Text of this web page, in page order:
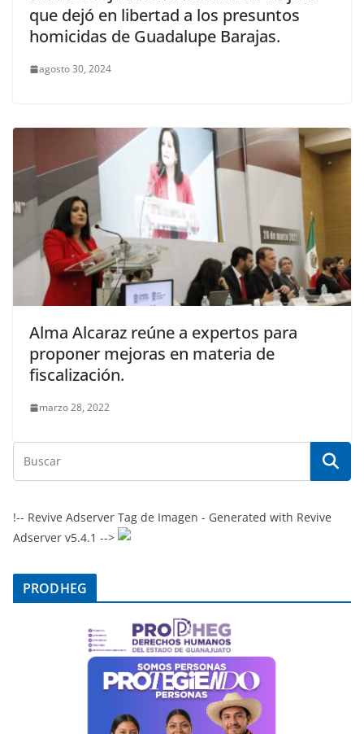
que dejó en libertad a los presuntos
homicidas de Guadalupe Barajas.
agosto 30, 2024
Alma Alcaraz reúne a expertos para
proponer mejoras en materia de
fiscalización.
marzo 28, 2022
!-- Revive Adserver Tag de Imagen - Generated with Revive
Adserver v5.4.1 -->
PRODHEG